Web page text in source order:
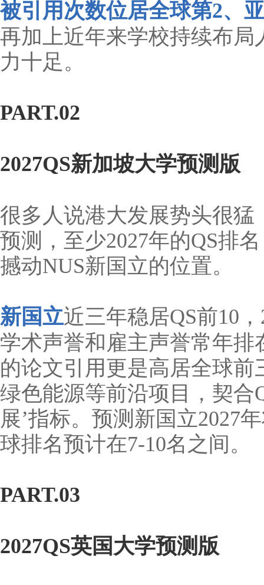
被引用次数位居全球第2、
再加上近年来学校持续布
力十足。
PART.02
2027QS新加坡大学预测版
很多人说港大发展势头很猛
预测，至少2027年的QS排
撼动NUS新国立的位置。
新国立近三年稳居QS前10
学术声誉和雇主声誉常年
的论文引用更是高居全球
绿色能源等前沿项目，契合
展’指标。预测新国立2027
球排名预计在7-10名之间。
PART.03
2027QS英国大学预测版